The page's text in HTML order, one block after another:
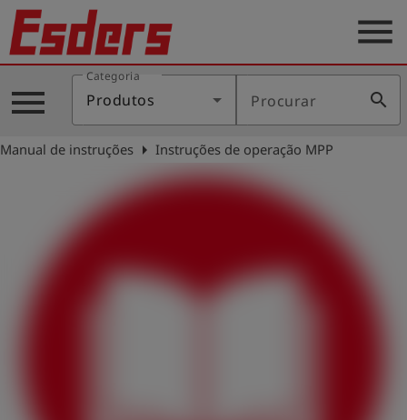
Produtos
shieldRegistro
menu
menu
Categoria
Produtos Procurar search
Manual de instruções arrow_right Instruções de operação MPP